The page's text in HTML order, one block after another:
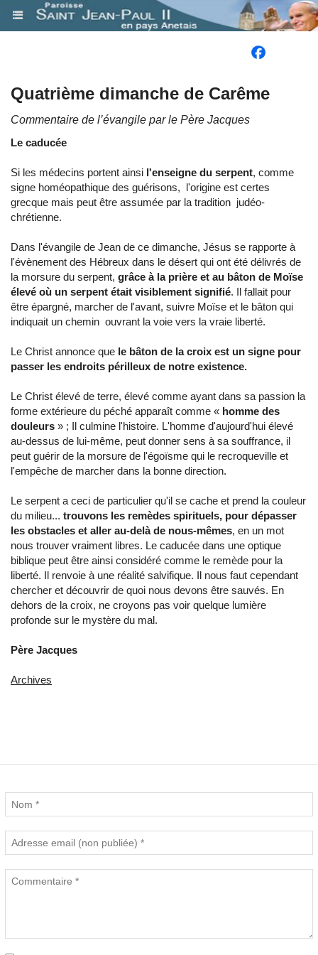
Quatrième dimanche de Carême
Commentaire de l’évangile par le Père Jacques
Le caducée
Si les médecins portent ainsi l'enseigne du serpent, comme
signe homéopathique des guérisons, l'origine est certes
grecque mais peut être assumée par la tradition judéo-
chrétienne.
Dans l'évangile de Jean de ce dimanche, Jésus se rapporte à
l'évènement des Hébreux dans le désert qui ont été délivrés de
la morsure du serpent, grâce à la prière et au bâton de Moïse
élevé où un serpent était visiblement signifié. Il fallait pour
être épargné, marcher de l'avant, suivre Moïse et le bâton qui
indiquait un chemin ouvrant la voie vers la vraie liberté.
Le Christ annonce que le bâton de la croix est un signe pour
passer les endroits périlleux de notre existence.
Le Christ élevé de terre, élevé comme ayant dans sa passion la
forme extérieure du péché apparaît comme « homme des
douleurs » ; Il culmine l'histoire. L'homme d'aujourd'hui élevé
au-dessus de lui-même, peut donner sens à sa souffrance, il
peut guérir de la morsure de l'égoïsme qui le recroqueville et
l'empêche de marcher dans la bonne direction.
Le serpent a ceci de particulier qu'il se cache et prend la couleur
du milieu... trouvons les remèdes spirituels, pour dépasser
les obstacles et aller au-delà de nous-mêmes, en un mot
nous trouver vraiment libres. Le caducée dans une optique
biblique peut être ainsi considéré comme le remède pour la
liberté. Il renvoie à une réalité salvifique. Il nous faut cependant
chercher et découvrir de quoi nous devons être sauvés. En
dehors de la croix, ne croyons pas voir quelque lumière
profonde sur le mystère du mal.
Père Jacques
Archives